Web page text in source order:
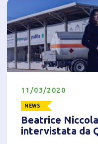
11/03/2020
NEWS
Beatrice
intervistata da